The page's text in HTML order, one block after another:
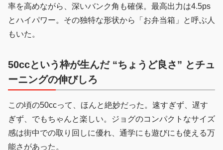
率を高めながら、深いバンク角も確保。最高出力は4.5ps
とハイパワー。その独特な形状から「お弁当箱」と呼ぶ人
もいた。
50ccという枠が生んだ “ちょうど良さ” とチュ
ーニングの伸びしろ
この頃の50ccって、ほんと絶妙だった。速すぎず、遅す
ぎず、でもちゃんと楽しい。ジョグのコンパクトなサイズ
感は街中での取り回しに優れ、通学にも遊びにも使える万
能さがあった。